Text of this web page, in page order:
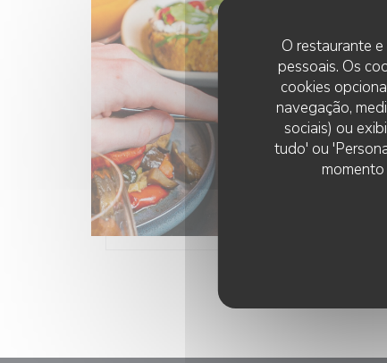
O restaurante
pessoais. Os
cookies
navegação,
sociais) ou
tudo' ou